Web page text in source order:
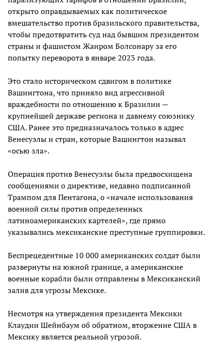
открыто оправдываемых как политическое
вмешательство против бразильского правительства,
чтобы предотвратить суд над бывшим президентом
страны и фашистом Жаиром Болсонару за его
попытку переворота в январе 2023 года.
Это стало историческом сдвигом в политике
Вашингтона, что приняло вид агрессивной
враждебности по отношению к Бразилии —
крупнейшей державе региона и давнему союзнику
США. Ранее это предназначалось только в адрес
Венесуэлы и стран, которые Вашингтон называл
«осью зла».
Операция против Венесуэлы была предвосхищена
сообщениями о директиве, недавно подписанной
Трампом для Пентагона, о «начале использования
военной силы против определенных
латиноамериканских картелей», где прямо
указывались мексиканские преступные группировки.
Беспрецедентные 10 000 американских солдат были
развернуты на южной границе, а американские
военные корабли были отправлены в Мексиканский
залив для угрозы Мексике.
Несмотря на утверждения президента Мексики
Клаудии Шейнбаум об обратном, вторжение США в
Мексику является реальной угрозой.